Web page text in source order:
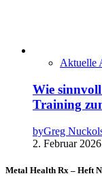
Aktuelle
Wie sinnvoll
Training
byGreg
2. Februar 2026
Metal Health Rx – Heft